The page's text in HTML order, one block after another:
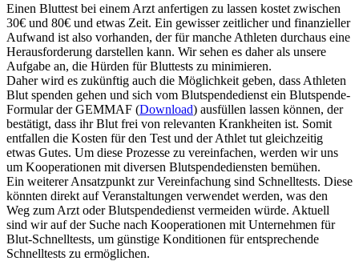
Einen Bluttest bei einem Arzt anfertigen zu lassen kostet zwischen
30€ und 80€ und etwas Zeit. Ein gewisser zeitlicher und finanzieller
Aufwand ist also vorhanden, der für manche Athleten durchaus eine
Herausforderung darstellen kann. Wir sehen es daher als unsere
Aufgabe an, die Hürden für Bluttests zu minimieren.
Daher wird es zukünftig auch die Möglichkeit geben, dass Athleten
Blut spenden gehen und sich vom Blutspendedienst ein Blutspende-
Formular der GEMMAF (Download) ausfüllen lassen können, der
bestätigt, dass ihr Blut frei von relevanten Krankheiten ist. Somit
entfallen die Kosten für den Test und der Athlet tut gleichzeitig
etwas Gutes. Um diese Prozesse zu vereinfachen, werden wir uns
um Kooperationen mit diversen Blutspendediensten bemühen.
Ein weiterer Ansatzpunkt zur Vereinfachung sind Schnelltests. Diese
könnten direkt auf Veranstaltungen verwendet werden, was den
Weg zum Arzt oder Blutspendedienst vermeiden würde. Aktuell
sind wir auf der Suche nach Kooperationen mit Unternehmen für
Blut-Schnelltests, um günstige Konditionen für entsprechende
Schnelltests zu ermöglichen.